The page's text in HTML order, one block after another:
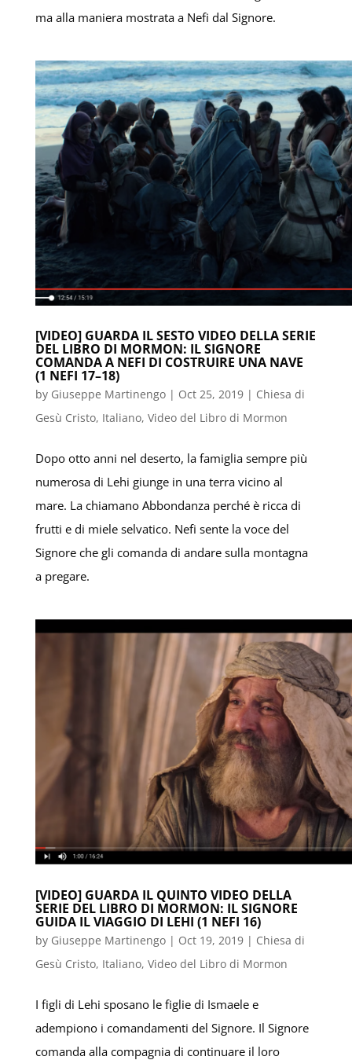
ma alla maniera mostrata a Nefi dal Signore.
[VIDEO] GUARDA IL SESTO VIDEO DELLA SERIE
DEL LIBRO DI MORMON: IL SIGNORE
COMANDA A NEFI DI COSTRUIRE UNA NAVE
(1 NEFI 17–18)
by Giuseppe Martinengo| Oct 25, 2019| Chiesa di
Gesù Cristo, Italiano, Video del Libro di Mormon
Dopo otto anni nel deserto, la famiglia sempre più
numerosa di Lehi giunge in una terra vicino al
mare. La chiamano Abbondanza perché è ricca di
frutti e di miele selvatico. Nefi sente la voce del
Signore che gli comanda di andare sulla montagna
a pregare.
[VIDEO] GUARDA IL QUINTO VIDEO DELLA
SERIE DEL LIBRO DI MORMON: IL SIGNORE
GUIDA IL VIAGGIO DI LEHI (1 NEFI 16)
by Giuseppe Martinengo| Oct 19, 2019| Chiesa di
Gesù Cristo, Italiano, Video del Libro di Mormon
I figli di Lehi sposano le figlie di Ismaele e
adempiono i comandamenti del Signore. Il Signore
comanda alla compagnia di continuare il loro